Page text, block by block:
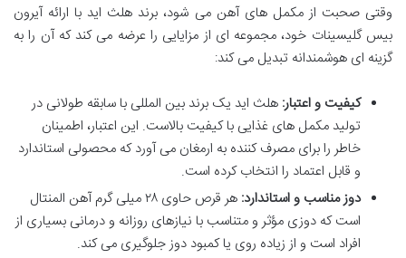
وقتی صحبت از مکمل های آهن می شود، برند هلث اید با ارائه آیرون
بیس گلیسینات خود، مجموعه ای از مزایایی را عرضه می کند که آن را به
گزینه ای هوشمندانه تبدیل می کند:
کیفیت و اعتبار: هلث اید یک برند بین المللی با سابقه طولانی در
تولید مکمل های غذایی با کیفیت بالاست. این اعتبار، اطمینان
خاطر را برای مصرف کننده به ارمغان می آورد که محصولی استاندارد
و قابل اعتماد را انتخاب کرده است.
دوز مناسب و استاندارد:
هر قرص حاوی ۲۸ میلی گرم آهن المنتال
است که دوزی مؤثر و متناسب با نیازهای روزانه و درمانی بسیاری از
افراد است و از زیاده روی یا کمبود دوز جلوگیری می کند.